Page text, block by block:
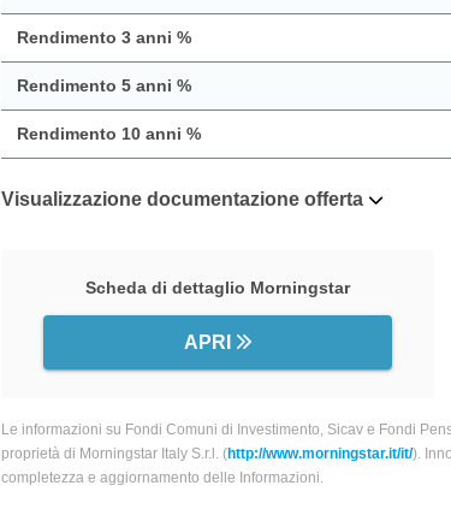
Rendimento 3 anni %
Rendimento 5 anni %
Rendimento 10 anni %
Visualizzazione documentazione offerta
Scheda di dettaglio Morningstar
APRI
Le informazioni su Fondi Comuni di Investimento, Sicav e Fondi
proprietà di Morningstar Italy S.r.l. (http://www.morningstar.it/it/).
completezza e aggiornamento delle Informazioni.